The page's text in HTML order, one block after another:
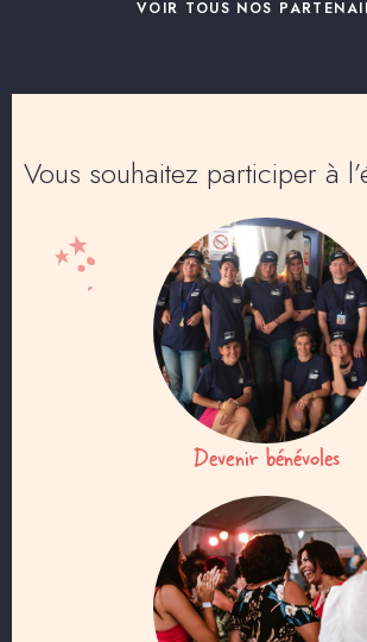
VOIR TOUS NOS
Vous souhaitez participer à
Devenir bénévoles